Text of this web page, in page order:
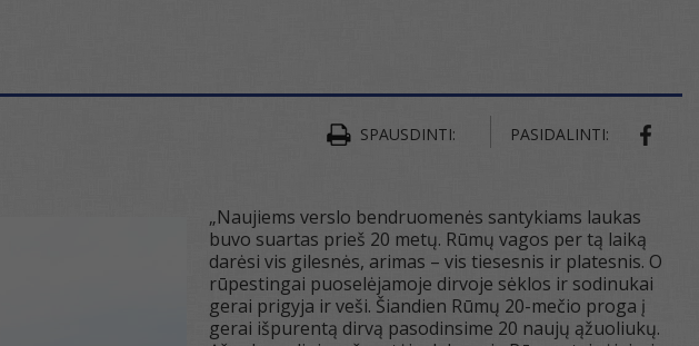
SPAUSDINTI: PASIDALINTI:
„Naujiems verslo bendruomenės santykiams laukas
buvo suartas prieš 20 metų. Rūmų vagos per tą laiką
darėsi vis gilesnės, arimas – vis tiesesnis ir platesnis. O
rūpestingai puoselėjamoje dirvoje sėklos ir sodinukai
gerai prigyja ir veši. Šiandien Rūmų 20-mečio proga į
gerai išpurentą dirvą pasodinsime 20 naujų ąžuoliukų.